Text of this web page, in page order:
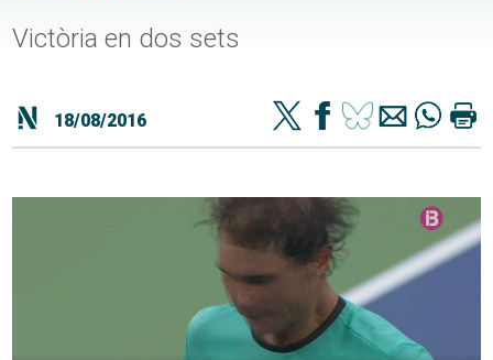
Victòria en dos sets
18/08/2016